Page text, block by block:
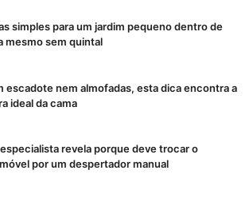
simples para um jardim pequeno dentro de
mesmo sem quintal
escadote nem almofadas, esta dica encontra a
ideal da cama
revela porque deve trocar o
por um despertador manual